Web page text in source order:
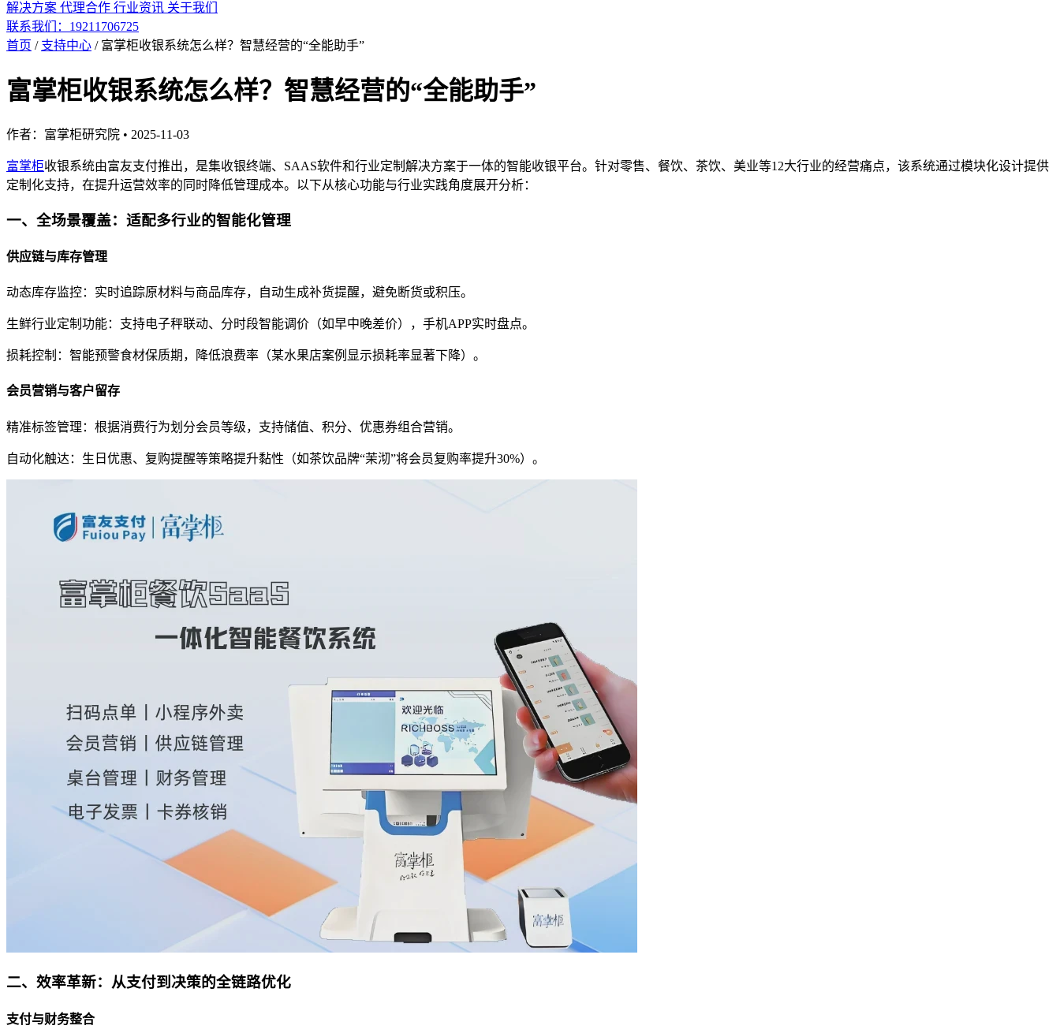
解决方案 代理合作 行业资讯 关于我们
联系我们：19211706725
首页 / 支持中心 / 富掌柜收银系统怎么样？智慧经营的“全能助手”
富掌柜收银系统怎么样？智慧经营的“全能助手”
作者：富掌柜研究院 • 2025-11-03
富掌柜收银系统由富友支付推出，是集收银终端、SAAS软件和行业定制解决方案于一体的智能收银平台。针对零售、餐饮、茶饮、美业等12大行业的经营痛点，该系统通过模块化设计提供
定制化支持，在提升运营效率的同时降低管理成本。以下从核心功能与行业实践角度展开分析：
一、全场景覆盖：适配多行业的智能化管理
供应链与库存管理
动态库存监控：实时追踪原材料与商品库存，自动生成补货提醒，避免断货或积压。
生鲜行业定制功能：支持电子秤联动、分时段智能调价（如早中晚差价），手机APP实时盘点。
损耗控制：智能预警食材保质期，降低浪费率（某水果店案例显示损耗率显著下降）。
会员营销与客户留存
精准标签管理：根据消费行为划分会员等级，支持储值、积分、优惠券组合营销。
自动化触达：生日优惠、复购提醒等策略提升黏性（如茶饮品牌“茉沏”将会员复购率提升30%）。
二、效率革新：从支付到决策的全链路优化
支付与财务整合